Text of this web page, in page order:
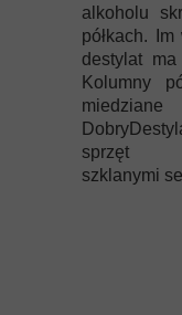
alkoholu
półkach.
destylat
Kolumny
szklanymi